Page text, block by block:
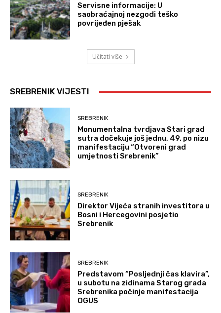
Servisne informacije: U
saobraćajnoj nezgodi teško
povrijeđen pješak
Učitati više
SREBRENIK VIJESTI
SREBRENIK
Monumentalna tvrdjava Stari grad
sutra dočekuje još jednu, 49. po nizu
manifestaciju “Otvoreni grad
umjetnosti Srebrenik”
SREBRENIK
Direktor Vijeća stranih investitora u
Bosni i Hercegovini posjetio
Srebrenik
SREBRENIK
Predstavom “Posljednji čas klavira”,
u subotu na zidinama Starog grada
Srebrenika počinje manifestacija
OGUS